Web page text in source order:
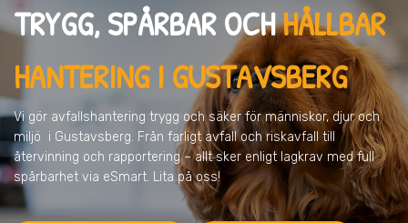
TRYGG, SPÅRBAR OCHHÅLLBAR
HANTERING I GUSTAVSBERG
Vi gör avfallshantering trygg och säker för människor, djur och
miljö i Gustavsberg. Från farligt avfall och riskavfall till
återvinning och rapportering – allt sker enligt lagkrav med full
spårbarhet via eSmart. Lita på oss!